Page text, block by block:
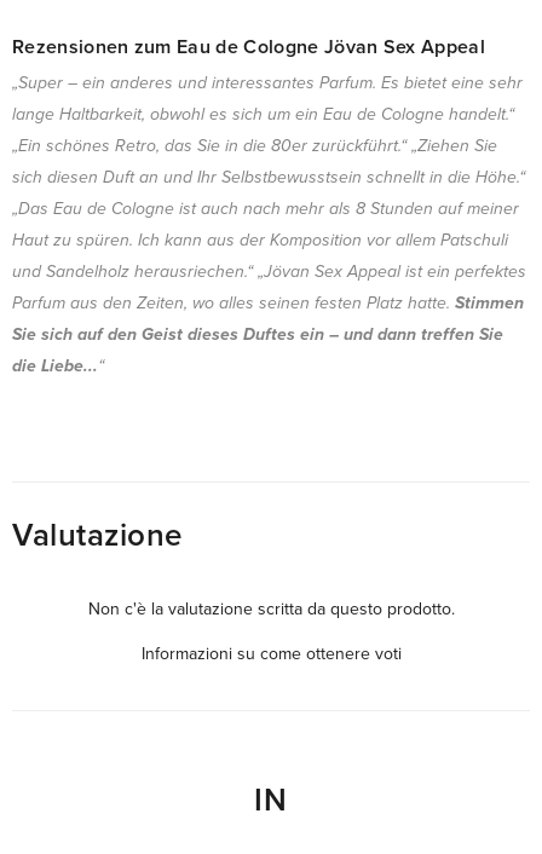
Rezensionen zum Eau de Cologne Jövan Sex Appeal
„Super – ein anderes und interessantes Parfum. Es bietet eine sehr
lange Haltbarkeit, obwohl es sich um ein Eau de Cologne handelt.“
„Ein schönes Retro, das Sie in die 80er zurückführt.“ „Ziehen Sie
sich diesen Duft an und Ihr Selbstbewusstsein schnellt in die Höhe.“
„Das Eau de Cologne ist auch nach mehr als 8 Stunden auf meiner
Haut zu spüren. Ich kann aus der Komposition vor allem Patschuli
und Sandelholz herausriechen.“ „Jövan Sex Appeal ist ein perfektes
Parfum aus den Zeiten, wo alles seinen festen Platz hatte. Stimmen
Sie sich auf den Geist dieses Duftes ein – und dann treffen Sie
die Liebe...“
Valutazione
Non c'è la valutazione scritta da questo prodotto.
Informazioni su come ottenere voti
IN